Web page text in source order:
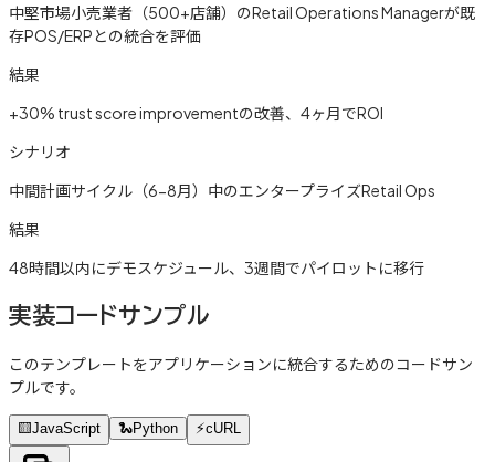
中堅市場小売業者（500+店舗）のRetail Operations Managerが既
存POS/ERPとの統合を評価
結果
+30% trust score improvementの改善、4ヶ月でROI
シナリオ
中間計画サイクル（6-8月）中のエンタープライズRetail Ops
結果
48時間以内にデモスケジュール、3週間でパイロットに移行
実装コードサンプル
このテンプレートをアプリケーションに統合するためのコードサン
プルです。
🟨JavaScript 🐍Python ⚡cURL